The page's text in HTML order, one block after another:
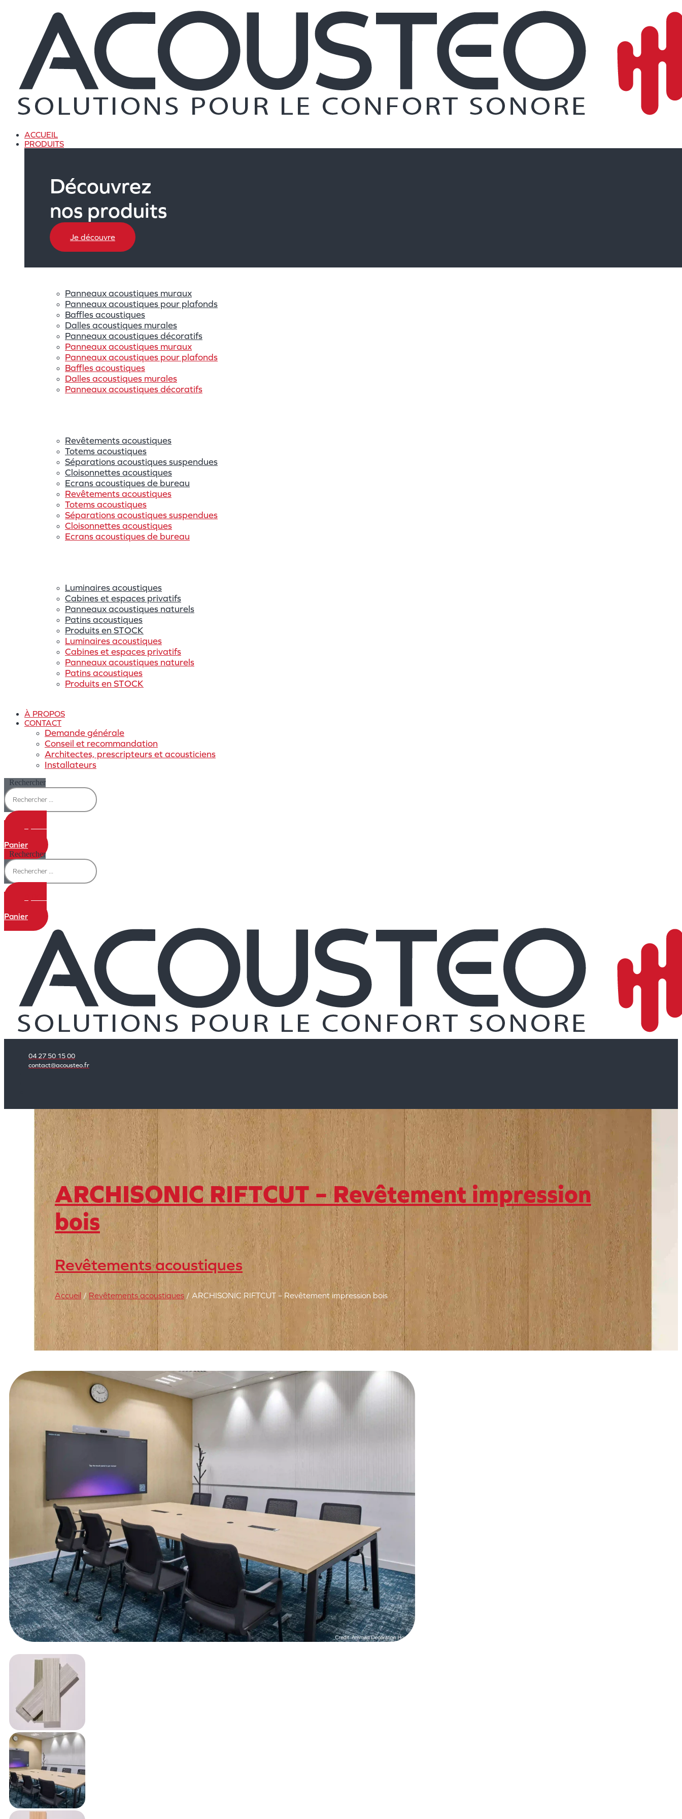
ACCUEIL
PRODUITS
Découvrez
nos produits
Je découvre
Panneaux acoustiques muraux
Panneaux acoustiques pour plafonds
Baffles acoustiques
Dalles acoustiques murales
Panneaux acoustiques décoratifs
Panneaux acoustiques muraux
Panneaux acoustiques pour plafonds
Baffles acoustiques
Dalles acoustiques murales
Panneaux acoustiques décoratifs
Revêtements acoustiques
Totems acoustiques
Séparations acoustiques suspendues
Cloisonnettes acoustiques
Ecrans acoustiques de bureau
Revêtements acoustiques
Totems acoustiques
Séparations acoustiques suspendues
Cloisonnettes acoustiques
Ecrans acoustiques de bureau
Luminaires acoustiques
Cabines et espaces privatifs
Panneaux acoustiques naturels
Patins acoustiques
Produits en STOCK
Luminaires acoustiques
Cabines et espaces privatifs
Panneaux acoustiques naturels
Patins acoustiques
Produits en STOCK
À PROPOS
CONTACT
Demande générale
Conseil et recommandation
Architectes, prescripteurs et acousticiens
Installateurs
Rechercher
Panier
Rechercher
Panier
04 27 50 15 00
contact@acousteo.fr
ARCHISONIC RIFTCUT – Revêtement impression
bois
Revêtements acoustiques
Accueil / Revêtements acoustiques / ARCHISONIC RIFTCUT – Revêtement impression bois